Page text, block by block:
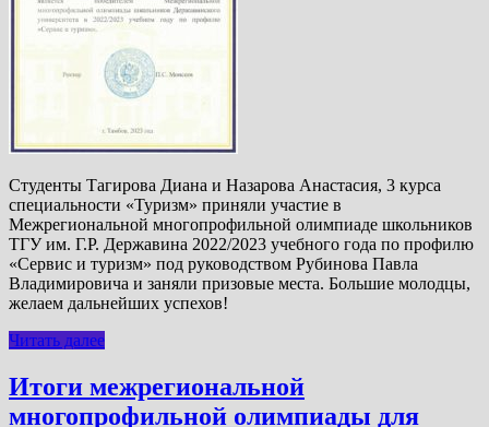
Студенты Тагирова Диана и Назарова Анастасия, 3 курса
специальности «Туризм» приняли участие в
Межрегиональной многопрофильной олимпиаде школьников
ТГУ им. Г.Р. Державина 2022/2023 учебного года по профилю
«Сервис и туризм» под руководством Рубинова Павла
Владимировича и заняли призовые места. Большие молодцы,
желаем дальнейших успехов!
Читать далее
Итоги межрегиональной
многопрофильной олимпиады для